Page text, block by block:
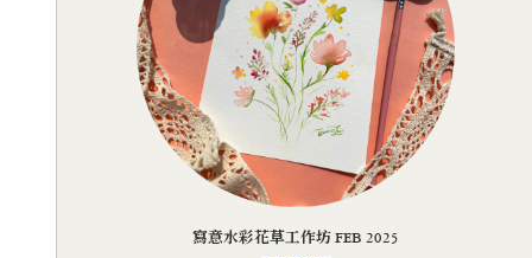
寫意水彩花草工作坊 FEB 2025